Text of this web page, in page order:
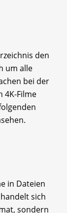
den
um alle
bei der
4K-Filme
in Dateien
sich
sondern